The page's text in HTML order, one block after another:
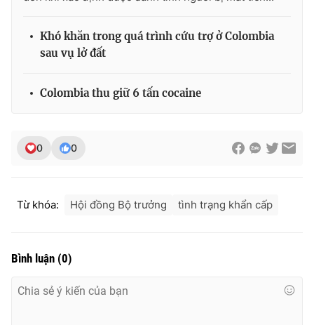
Theo dõi báo trên
Giấy phép hoạt động báo in và báo điện tử số 483/GP-BTTTT
Phó Tổng Biên tập:
Khó khăn trong quá trình cứu trợ ở Colombia
sau vụ lở đất
Colombia thu giữ 6 tấn cocaine
0 0
Từ khóa: Hội đồng Bộ trưởng tình trạng khẩn cấp
Bình luận (0)